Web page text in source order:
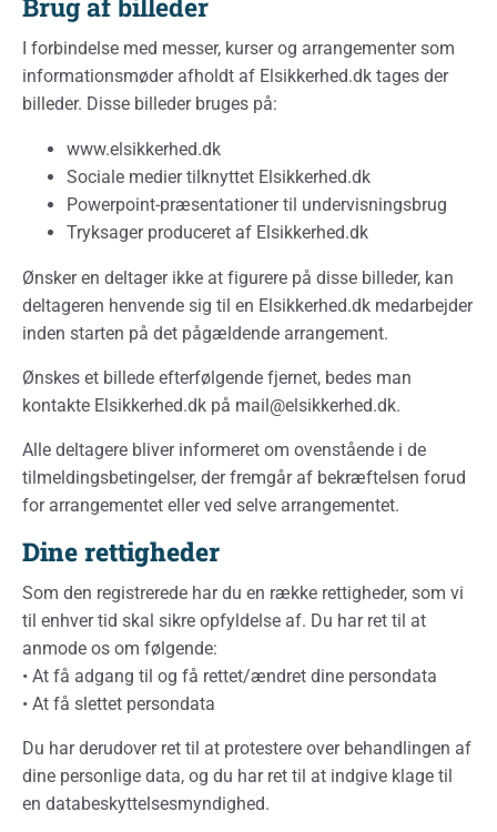
I forbindelse med messer, kurser og arrangementer som
informationsmøder afholdt af Elsikkerhed.dk tages der
billeder. Disse billeder bruges på:
www.elsikkerhed.dk
Sociale medier tilknyttet Elsikkerhed.dk
Powerpoint-præsentationer til undervisningsbrug
Tryksager produceret af Elsikkerhed.dk
Ønsker en deltager ikke at figurere på disse billeder, kan
deltageren henvende sig til en Elsikkerhed.dk medarbejder
inden starten på det pågældende arrangement.
Ønskes et billede efterfølgende fjernet, bedes man
kontakte Elsikkerhed.dk på mail@elsikkerhed.dk.
Alle deltagere bliver informeret om ovenstående i de
tilmeldingsbetingelser, der fremgår af bekræftelsen forud
for arrangementet eller ved selve arrangementet.
Dine rettigheder
Som den registrerede har du en række rettigheder, som vi
til enhver tid skal sikre opfyldelse af. Du har ret til at
anmode os om følgende:
• At få adgang til og få rettet/ændret dine persondata
• At få slettet persondata
Du har derudover ret til at protestere over behandlingen af
dine personlige data, og du har ret til at indgive klage til
en databeskyttelsesmyndighed.